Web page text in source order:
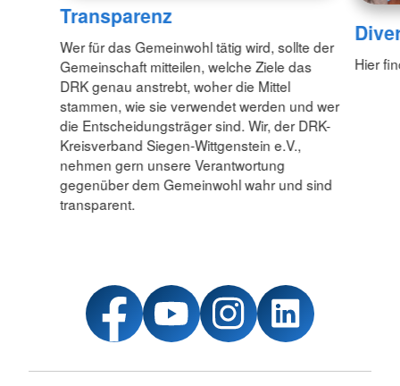
Transparenz
Wer für das Gemeinwohl tätig wird, sollte der
Gemeinschaft mitteilen, welche Ziele das
DRK genau anstrebt, woher die Mittel
stammen, wie sie verwendet werden und wer
die Entscheidungsträger sind. Wir, der DRK-
Kreisverband Siegen-Wittgenstein e.V.,
nehmen gern unsere Verantwortung
gegenüber dem Gemeinwohl wahr und sind
transparent.
Hier